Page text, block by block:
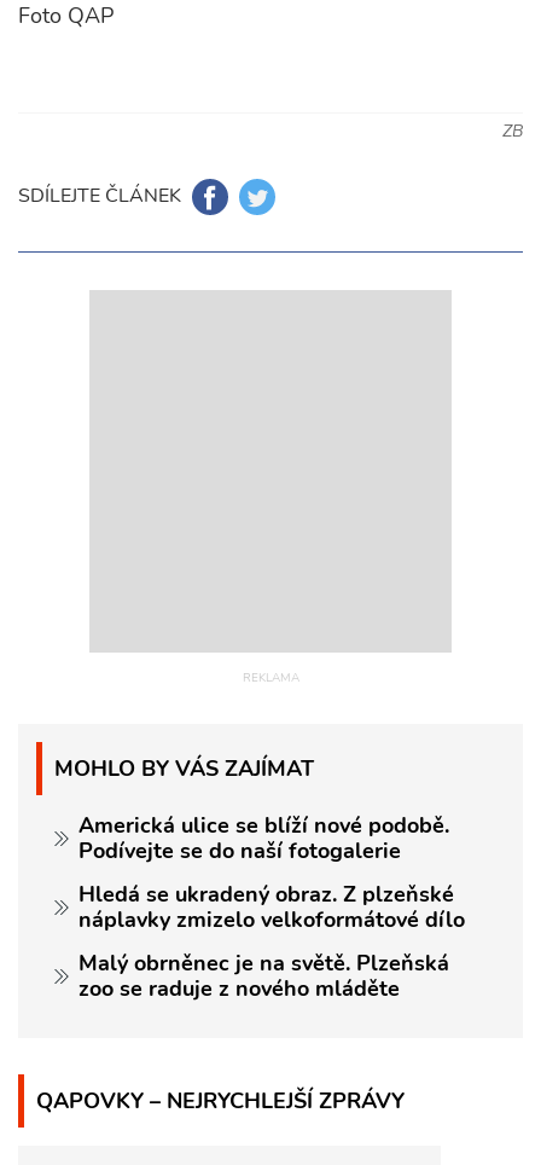
Foto QAP
ZB
SDÍLEJTE ČLÁNEK
MOHLO BY VÁS ZAJÍMAT
Americká ulice se blíží nové podobě.
Podívejte se do naší fotogalerie
Hledá se ukradený obraz. Z plzeňské
náplavky zmizelo velkoformátové dílo
Malý obrněnec je na světě. Plzeňská
zoo se raduje z nového mláděte
QAPOVKY – NEJRYCHLEJŠÍ ZPRÁVY